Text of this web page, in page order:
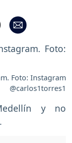
Foto: Instagram
@carlos1torres1
y no